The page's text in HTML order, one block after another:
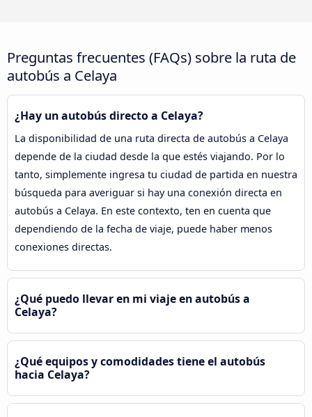
Preguntas frecuentes (FAQs) sobre la ruta de
autobús a Celaya
¿Hay un autobús directo a Celaya?
La disponibilidad de una ruta directa de autobús a Celaya
depende de la ciudad desde la que estés viajando. Por lo
tanto, simplemente ingresa tu ciudad de partida en nuestra
búsqueda para averiguar si hay una conexión directa en
autobús a Celaya. En este contexto, ten en cuenta que
dependiendo de la fecha de viaje, puede haber menos
conexiones directas.
¿Qué puedo llevar en mi viaje en autobús a
Celaya?
¿Qué equipos y comodidades tiene el autobús
hacia Celaya?